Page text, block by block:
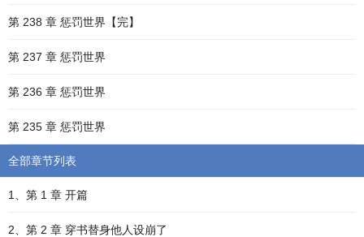
第 238 章 惩罚世界【完】
第 237 章 惩罚世界
第 236 章 惩罚世界
第 235 章 惩罚世界
全部章节列表
1、第 1 章 开篇
2、第 2 章 穿书替身他人设崩了